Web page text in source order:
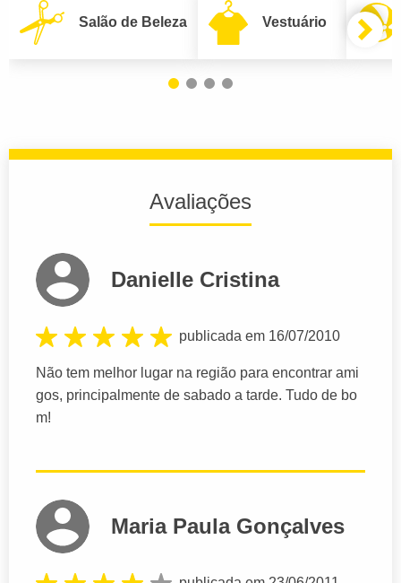
Salão de Beleza Vestuário
Avaliações
Danielle Cristina
publicada em 16/07/2010
Não tem melhor lugar na região para encontrar ami
gos, principalmente de sabado a tarde. Tudo de bo
m!
Maria Paula Gonçalves